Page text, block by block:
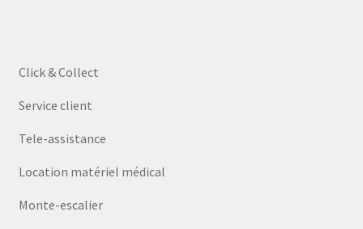
Click & Collect
Service client
Tele-assistance
Location matériel médical
Monte-escalier